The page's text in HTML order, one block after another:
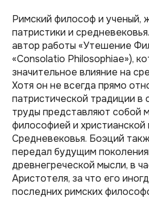
Римский философ и ученый,
патристики и
автор работы «Утешение
«Consolatio Philosophiae»),
значительное влияние на
Хотя он не всегда прямо
патристической традиции в
труды представляют собой
философией и
Средневековья. Боэций
передал будущим
древнегреческой мысли, в
Аристотеля, за что его
последних римских